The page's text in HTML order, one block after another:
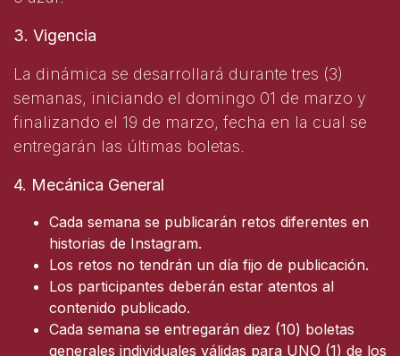
3. Vigencia
La dinámica se desarrollará durante tres (3)
semanas, iniciando el domingo 01 de marzo y
finalizando el 19 de marzo, fecha en la cual se
entregarán las últimas boletas.
4. Mecánica General
Cada semana se publicarán retos diferentes en
historias de Instagram.
Los retos no tendrán un día fijo de publicación.
Los participantes deberán estar atentos al
contenido publicado.
Cada semana se entregarán diez (10) boletas
generales individuales válidas para UNO (1) de los